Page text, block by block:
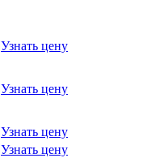
Узнать цену
Узнать цену
Узнать цену
Узнать цену